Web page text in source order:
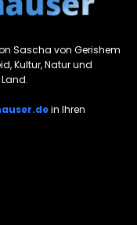
Sascha von Gerishem
Kultur, Natur und
in Ihren